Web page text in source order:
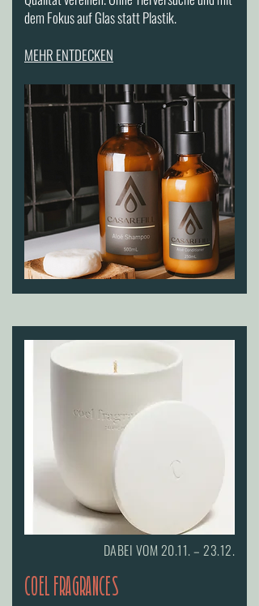
dem Fokus auf Glas statt Plastik.
MEHR ENTDECKEN
DABEI VOM 20.11. – 23.12.
COEL FRAGRANCES